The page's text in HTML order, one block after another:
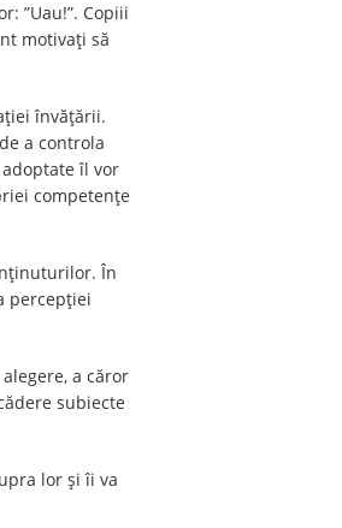
”Uau!”. Copiii
motivați să
învăţării.
a controla
îl vor
competenţe
În
percepţiei
a căror
subiecte
lor și îi va